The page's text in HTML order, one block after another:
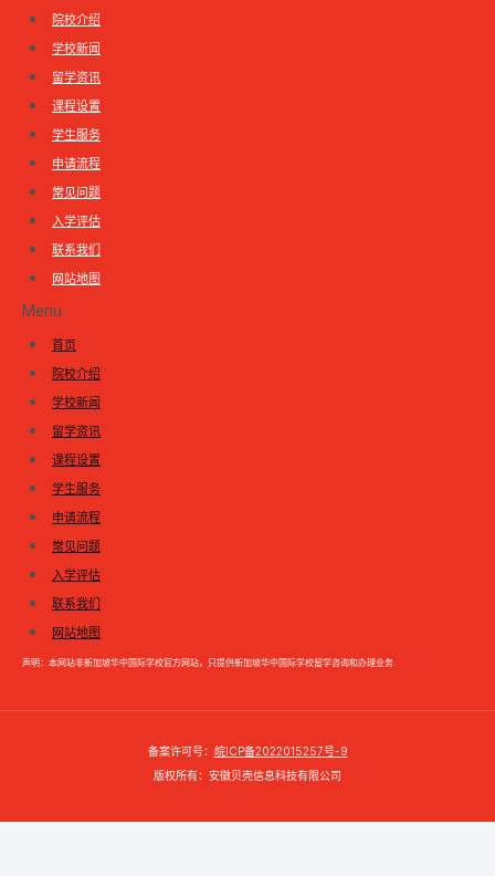
院校介绍
学校新闻
留学资讯
课程设置
学生服务
申请流程
常见问题
入学评估
联系我们
网站地图
Menu
首页
院校介绍
学校新闻
留学资讯
课程设置
学生服务
申请流程
常见问题
入学评估
联系我们
网站地图
声明：本网站非新加坡华中国际学校官方网站，只提供新加坡华中国际学校留学咨询和办理业务.
备案许可号： 皖ICP备2022015257号-9
版权所有：安徽贝壳信息科技有限公司